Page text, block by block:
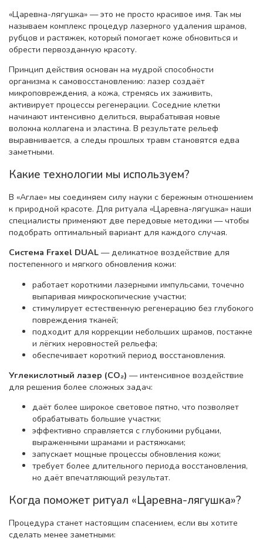
«Царевна-лягушка» — это не просто красивое имя. Так мы
называем комплекс процедур лазерного удаления шрамов,
рубцов и растяжек, который помогает коже обновиться и
обрести первозданную красоту.
Принцип действия основан на мудрой способности
организма к самовосстановлению: лазер создаёт
микроповреждения, а кожа, стремясь их заживить,
активирует процессы регенерации. Соседние клетки
начинают интенсивно делиться, вырабатывая новые
волокна коллагена и эластина. В результате рельеф
выравнивается, а следы прошлых травм становятся едва
заметными.
Какие технологии мы используем?
В «Аглае» мы соединяем силу науки с бережным отношением
к природной красоте. Для ритуала «Царевна-лягушка» наши
специалисты применяют две передовые методики — чтобы
подобрать оптимальный вариант для каждого случая.
Система Fraxel DUAL — деликатное воздействие для
постепенного и мягкого обновления кожи:
работает короткими лазерными импульсами, точечно
выпаривая микроскопические участки;
стимулирует естественную регенерацию без глубокого
повреждения тканей;
подходит для коррекции небольших шрамов, постакне
и лёгких неровностей рельефа;
обеспечивает короткий период восстановления.
Углекислотный лазер (CO₂) — интенсивное воздействие
для решения более сложных задач:
даёт более широкое световое пятно, что позволяет
обрабатывать большие участки;
эффективно справляется с глубокими рубцами,
выраженными шрамами и растяжками;
запускает мощные процессы обновления кожи;
требует более длительного периода восстановления,
но даёт впечатляющий результат.
Когда поможет ритуал «Царевна-лягушка»?
Процедура станет настоящим спасением, если вы хотите
сделать менее заметными: